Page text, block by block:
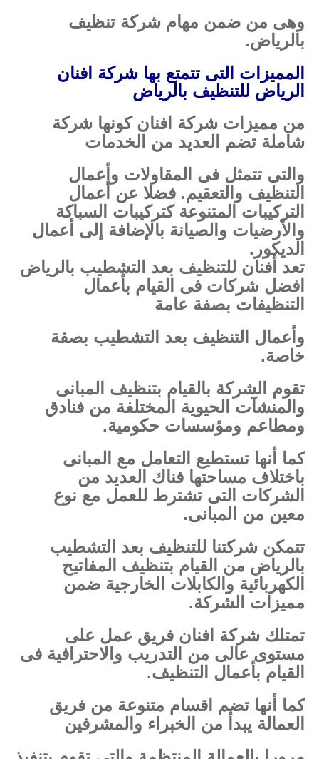
وهى من ضمن مهام شركة تنظيف
بالرياض.
المميزات التى تتمتع بها شركة افنان
الرياض للتنظيف بالرياض
من مميزات شركة افنان كونها شركة
شاملة تضم العديد من الخدمات
والتى تتمثل فى المقاولات وأعمال
التنظيف والتعقيم. فضلا عن أعمال
التركيبات المتنوعة كتركيبات السباكة
والأرضيات والصيانة بالإضافة إلى أعمال
الديكور.
تعد أفنان للتنظيف بعد التشطيب بالرياض
افضل شركات فى القيام بأعمال
التنظيفات بصفة عامة
وأعمال التنظيف بعد التشطيب بصفة
خاصة.
تقوم الشركة بالقيام بتنظيف المبانى
والمنشآت الحيوية المختلفة من فنادق
ومطاعم ومؤسسات حكومية.
كما أنها تستطيع التعامل مع المبانى
باختلاف مساحتها فناك العديد من
الشركات التى تشترط للعمل مع نوع
معين من المبانى.
تتمكن شركتنا للتنظيف بعد التشطيب
بالرياض من القيام بتنظيف المفاتيح
الكهربائية والكابلات الخارجية ضمن
مميزات الشركة.
تمتلك شركة افنان فريق عمل على
مستوى عالى من التدريب والاحترافية فى
القيام بأعمال التنظيف.
كما أنها تضم اقسام متنوعة من فريق
العمالة يبدأ من الخبراء والمشرفين